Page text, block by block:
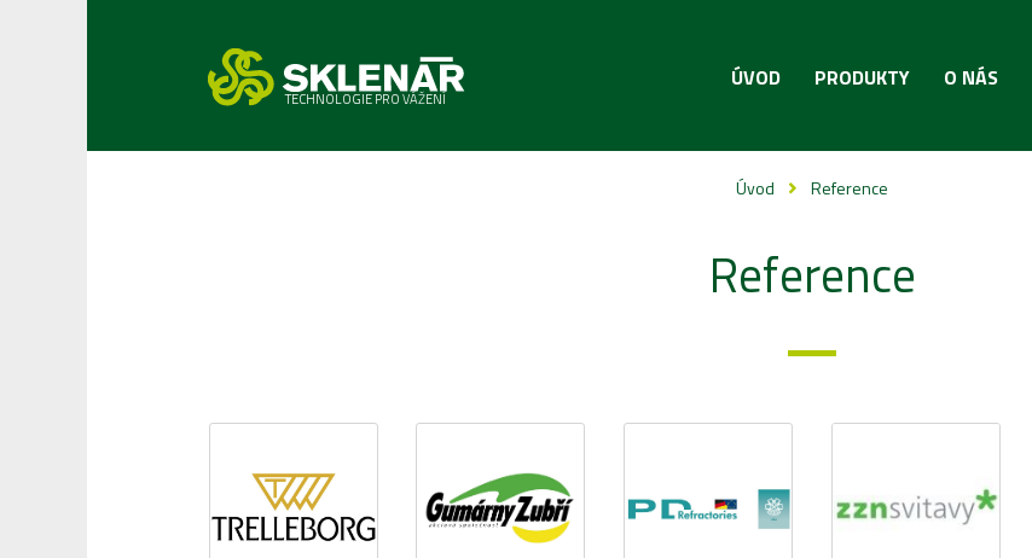
TECHNOLOGIE PRO VÁŽENÍ
ÚVOD PRODUKTY O NÁS
Úvod Reference
Reference